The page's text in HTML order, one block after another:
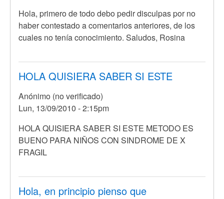
Hola, primero de todo debo pedir disculpas por no
haber contestado a comentarios anteriores, de los
cuales no tenía conocimiento. Saludos, Rosina
HOLA QUISIERA SABER SI ESTE
Anónimo (no verificado)
Lun, 13/09/2010 - 2:15pm
En
respuesta
a
primero
de
HOLA QUISIERA SABER SI ESTE METODO ES
BUENO PARA NIÑOS CON SINDROME DE X
FRAGIL
Hola, en principio pienso que